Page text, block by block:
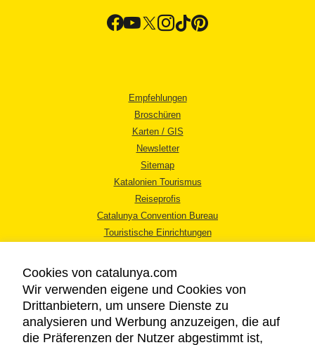
Empfehlungen
Broschüren
Karten / GIS
Newsletter
Sitemap
Katalonien Tourismus
Reiseprofis
Catalunya Convention Bureau
Touristische Einrichtungen
Cookies von catalunya.com
Wir verwenden eigene und Cookies von
Drittanbietern, um unsere Dienste zu
analysieren und Werbung anzuzeigen, die auf
die Präferenzen der Nutzer abgestimmt ist,